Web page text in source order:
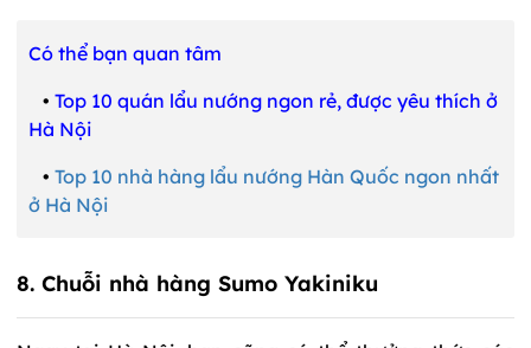
Có thể bạn quan tâm
• Top 10 quán lẩu nướng ngon rẻ, được yêu thích ở
Hà Nội
• Top 10 nhà hàng lẩu nướng Hàn Quốc ngon nhất
ở Hà Nội
8. Chuỗi nhà hàng Sumo Yakiniku